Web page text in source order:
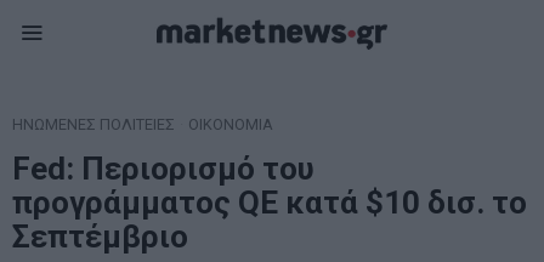
ΗΝΩΜΕΝΕΣ ΠΟΛΙΤΕΙΕΣ ΟΙΚΟΝΟΜΙΑ
Fed: Περιορισμό του
προγράμματος QE κατά $10 δισ. το
Σεπτέμβριο